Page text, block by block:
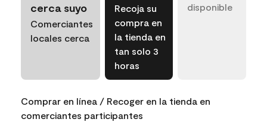
cerca suyo
Comerciantes
locales cerca
Recoja su
compra en
la tienda en
tan solo 3
horas
disponible
Comprar en línea / Recoger en la tienda en
comerciantes participantes